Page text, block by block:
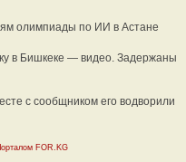
олимпиады по ИИ в Астане
в Бишкеке — видео. Задержаны
с сообщником его водворили
FOR.KG